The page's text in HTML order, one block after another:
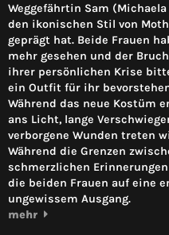
Weggefährtin Sam
den ikonischen Stil von
geprägt hat. Beide Frauen
mehr gesehen und der
ihrer persönlichen Krise
ein Outfit für ihr
Während das neue Kostüm
ans Licht, lange
verborgene Wunden treten
Während die Grenzen
schmerzlichen
die beiden Frauen auf eine
ungewissem Ausgang.
mehr